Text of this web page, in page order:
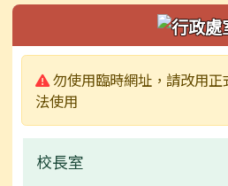
左邊區域內容
警告:
勿使用臨時網址，請改用
法使用
校長室